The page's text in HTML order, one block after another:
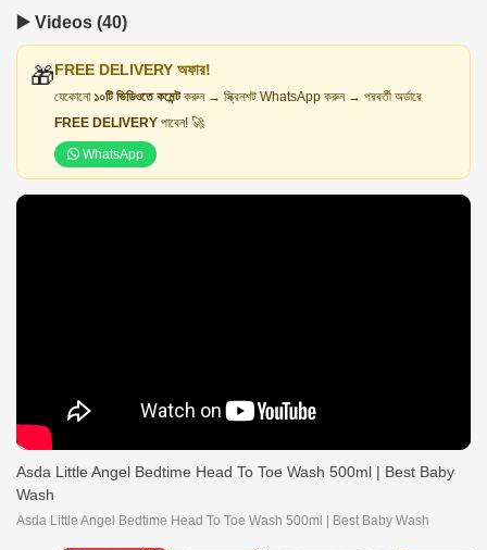
▶️ Videos (40)
🎁FREE DELIVERY অফার!
যেকোনো ১০টি ভিডিওতে কমেন্টকরুন → স্ক্রিনশট WhatsApp করুন → পরবর্তী অর্ডারে
FREE DELIVERY পাবেন! 🚀
WhatsApp
Asda Little Angel Bedtime Head To Toe Wash 500ml | Best Baby
Wash
Asda Little Angel Bedtime Head To Toe Wash 500ml | Best Baby Wash